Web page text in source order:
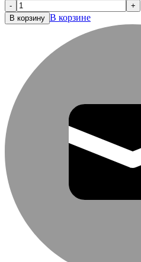
-
+
В корзину В корзине